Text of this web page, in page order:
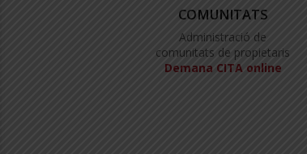
COMUNITATS
Administració de
comunitats de propietaris
Demana CITA online